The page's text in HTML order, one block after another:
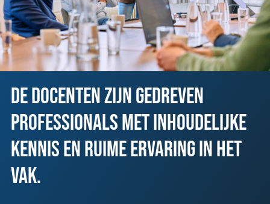
De docenten zijn gedreven
professionals met inhoudelijke
kennis en ruime ervaring in het
vak.